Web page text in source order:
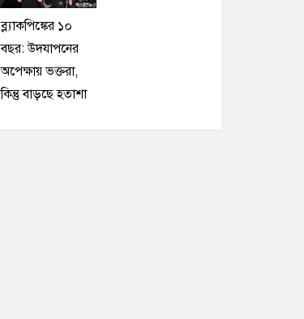
ব্ল্যাকপিঙ্কের ১০
বছর: উদযাপনের
অপেক্ষায় ভক্তরা,
কিন্তু বাড়ছে হতাশা